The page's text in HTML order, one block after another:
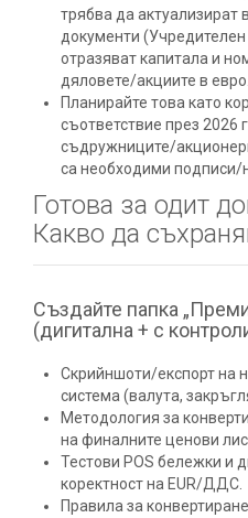
трябва да актуализират
документи
отразяват капитала и
дяловете/акциите в евро.
Планирайте това като
съответствие през 2026
съдружниците/
са необходими подписи/
Готова за одит
Какво да
Създайте папка
(дигитална + с
Скрийншоти/експорт на
система (валута,
Методология за
на финалните ценови
Тестови POS бележки и
коректност на EUR/ДДС.
Правила за